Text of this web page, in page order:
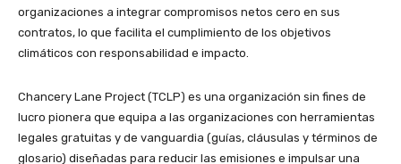
organizaciones a integrar compromisos netos cero en sus
contratos, lo que facilita el cumplimiento de los objetivos
climáticos con responsabilidad e impacto.
Chancery Lane Project (TCLP) es una organización sin fines de
lucro pionera que equipa a las organizaciones con herramientas
legales gratuitas y de vanguardia (guías, cláusulas y términos de
glosario) diseñadas para reducir las emisiones e impulsar una